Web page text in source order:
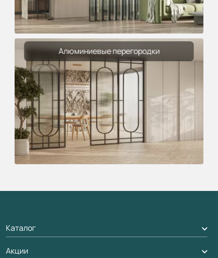
Алюминиевые перегородки
Каталог
Межкомнатные двери
Акции